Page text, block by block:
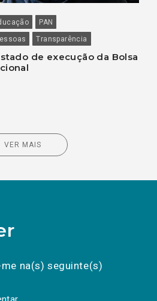
PAN
Transparência
de execução da Bolsa
VER MAIS
na(s) seguinte(s)